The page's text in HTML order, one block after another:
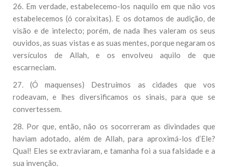
26. Em verdade, estabelecemo-los naquilo em que não vos
estabelecemos (ó coraixitas). E os dotamos de audição, de
visão e de intelecto; porém, de nada lhes valeram os seus
ouvidos, as suas vistas e as suas mentes, porque negaram os
versículos de Allah, e os envolveu aquilo de que
escarneciam.
27. (Ó maquenses) Destruímos as cidades que vos
rodeavam, e lhes diversificamos os sinais, para que se
convertessem.
28. Por que, então, não os socorreram as divindades que
haviam adotado, além de Allah, para aproximá-los d’Ele?
Qual! Eles se extraviaram, e tamanha foi a sua falsidade e a
sua invenção.